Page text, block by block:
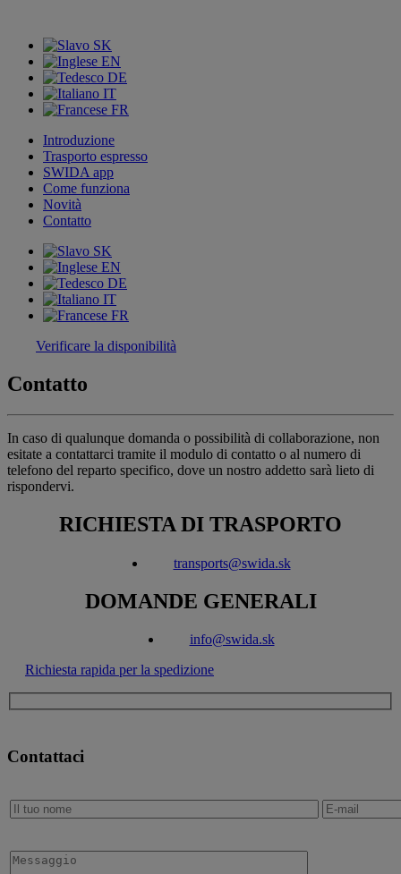
SK
EN
DE
IT
FR
Introduzione
Trasporto espresso
SWIDA app
Come funziona
Novità
Contatto
SK
EN
DE
IT
FR
Verificare la disponibilità
Contatto
In caso di qualunque domanda o possibilità di collaborazione, non
esitate a contattarci tramite il modulo di contatto o al numero di
telefono del reparto specifico, dove un nostro addetto sarà lieto di
rispondervi.
RICHIESTA DI TRASPORTO
transports@swida.sk
DOMANDE GENERALI
info@swida.sk
Richiesta rapida per la spedizione
Contattaci